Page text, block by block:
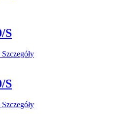
S
Szczegóły
S
Szczegóły